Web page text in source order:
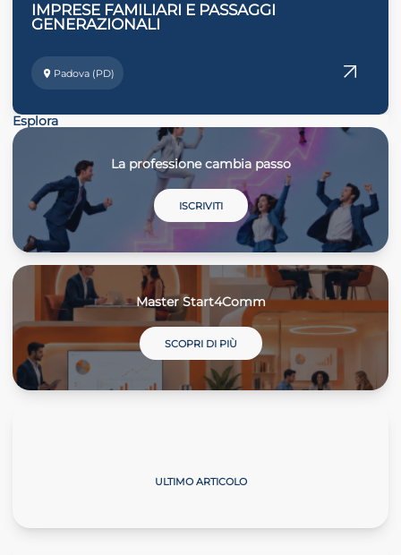
IMPRESE FAMILIARI E PASSAGGI
GENERAZIONALI
Padova (PD)
Esplora
La professione cambia passo
ISCRIVITI
Master Start4Comm
SCOPRI DI PIÙ
ULTIMO ARTICOLO